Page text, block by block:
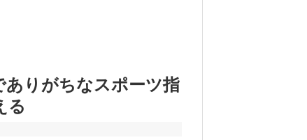
ありがちなスポーツ指
る